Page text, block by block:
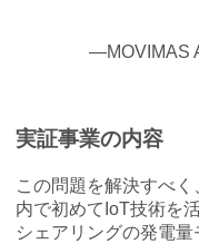
―MOVIMAS
実証事業の内容
この問題を解決すべ
内で初めてIoT技術を
シェアリングの発電